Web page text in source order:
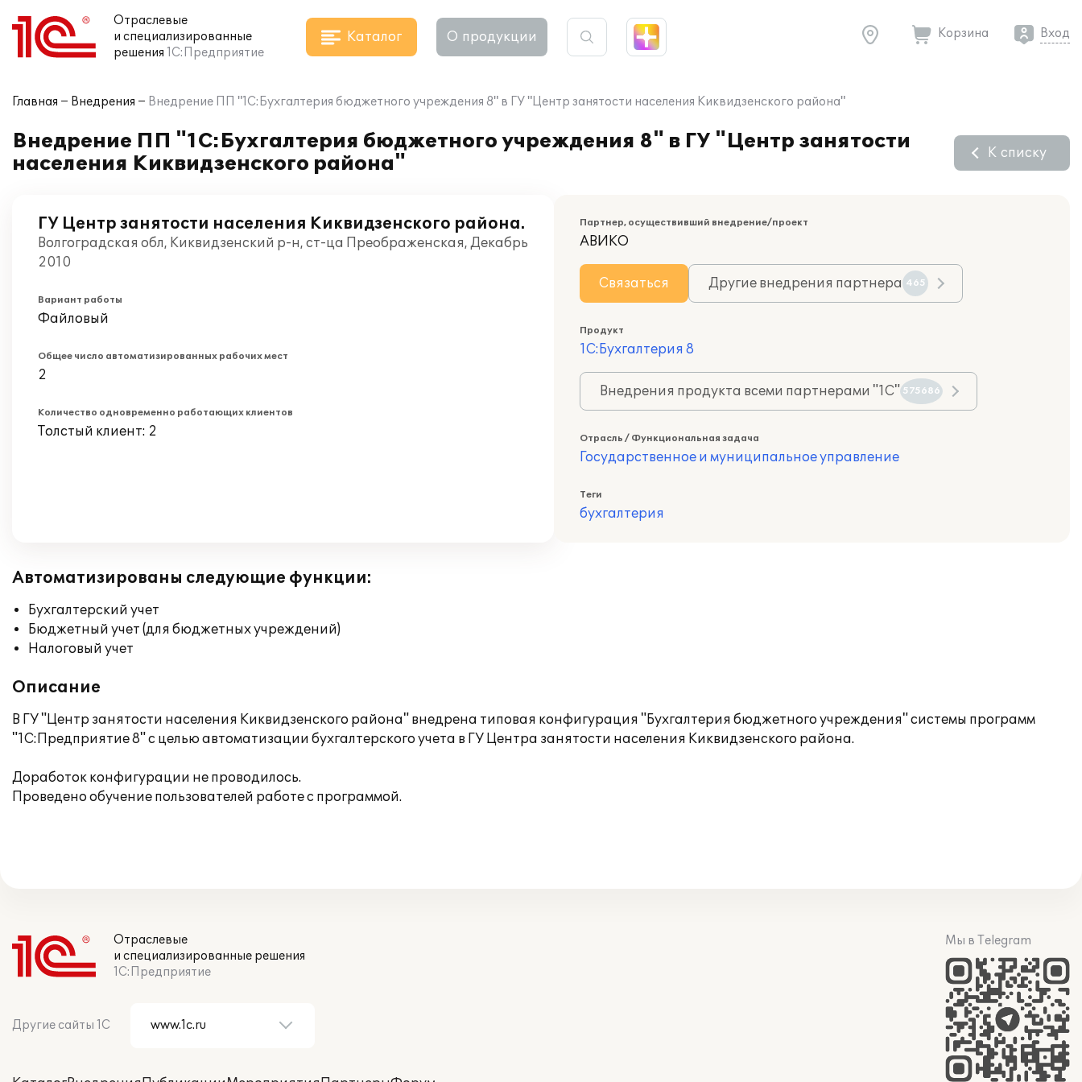
Отраслевые
и специализированные
решения 1С:Предприятие
Каталог О продукции Корзина Вход
Главная Внедрения Внедрение ПП "1С:Бухгалтерия бюджетного учреждения 8" в ГУ "Центр занятости населения Киквидзенского района"
Внедрение ПП "1С:Бухгалтерия бюджетного учреждения 8" в ГУ "Центр занятости
населения Киквидзенского района"
К списку
ГУ Центр занятости населения Киквидзенского района.
Волгоградская обл, Киквидзенский р-н, ст-ца Преображенская, Декабрь
2010
Вариант работы
Файловый
Общее число автоматизированных рабочих мест
2
Количество одновременно работающих клиентов
Толстый клиент: 2
Партнер, осуществивший внедрение/проект
АВИКО
Связаться Другие внедрения партнера 465
Продукт
1С:Бухгалтерия 8
Внедрения продукта всеми партнерами "1С" 575686
Отрасль / Функциональная задача
Государственное и муниципальное управление
Теги
бухгалтерия
Автоматизированы следующие функции:
Бухгалтерский учет
Бюджетный учет (для бюджетных учреждений)
Налоговый учет
Описание
В ГУ "Центр занятости населения Киквидзенского района" внедрена типовая конфигурация "Бухгалтерия бюджетного учреждения" системы программ
"1С:Предприятие 8" с целью автоматизации бухгалтерского учета в ГУ Центра занятости населения Киквидзенского района.
Доработок конфигурации не проводилось.
Проведено обучение пользователей работе с программой.
Отраслевые
и специализированные решения
1С:Предприятие
Другие сайты 1С
Мы в Telegram